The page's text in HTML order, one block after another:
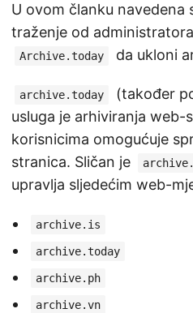
U ovom članku navedena
traženje od
Archive.today da ukloni
archive.today (također
usluga je arhiviranja web-
korisnicima omogućuje
stranica. Sličan je
upravlja sljedećim web-
archive.is
archive.today
archive.ph
archive.vn